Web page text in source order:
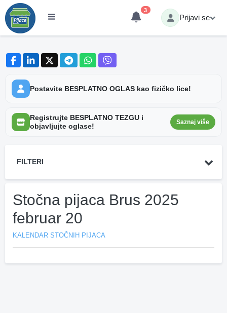
3
Prijavi se
Postavite BESPLATNO OGLAS kao fizičko lice!
Registrujte BESPLATNO TEZGU i
objavljujte oglase!
Saznaj više
FILTERI
Stočna pijaca Brus 2025
februar 20
KALENDAR STOČNIH PIJACA